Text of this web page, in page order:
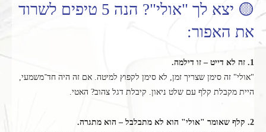
🟡 יצא לך "אולי"? הנה 5 טיפים לשרוד
את האפור:
1. זה לא דייט – זו דילמה.
"אולי" זה סימן שצריך זמן, לא סימן לקפוץ למיטה. אם זה היה חד־משמעי,
היית מקבלת קלף עם שלט ניאון. קיבלת דגל צהוב? האטי.
2. קלף שאומר "אולי" הוא לא מתבלבל – הוא מתגרה.